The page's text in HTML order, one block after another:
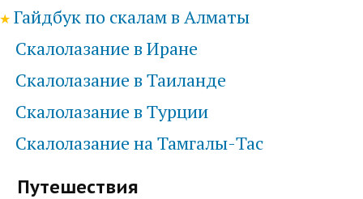
Гайдбук по скалам в Алматы
Скалолазание в Иране
Скалолазание в Таиланде
Скалолазание в Турции
Скалолазание на Тамгалы-Тас
Путешествия